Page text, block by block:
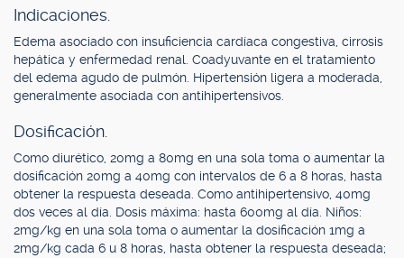
Indicaciones.
Edema asociado con insuficiencia cardíaca congestiva, cirrosis
hepática y enfermedad renal. Coadyuvante en el tratamiento
del edema agudo de pulmón. Hipertensión ligera a moderada,
generalmente asociada con antihipertensivos.
Dosificación.
Como diurético, 20mg a 80mg en una sola toma o aumentar la
dosificación 20mg a 40mg con intervalos de 6 a 8 horas, hasta
obtener la respuesta deseada. Como antihipertensivo, 40mg
dos veces al día. Dosis máxima: hasta 600mg al día. Niños:
2mg/kg en una sola toma o aumentar la dosificación 1mg a
2mg/kg cada 6 u 8 horas, hasta obtener la respuesta deseada;